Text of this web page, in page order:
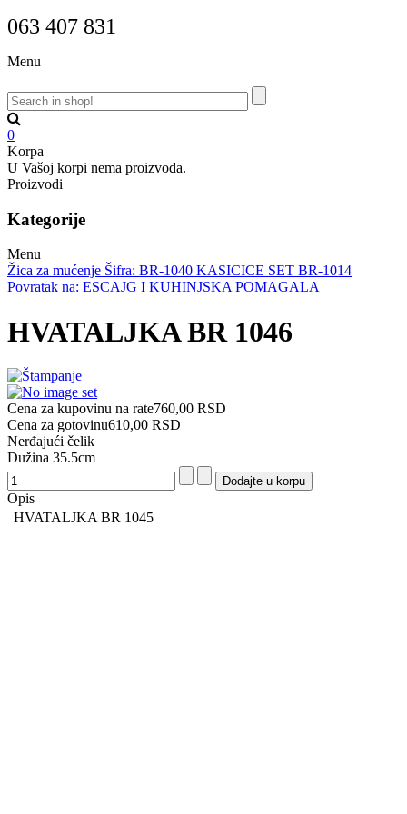
063 407 831
Menu
0
Korpa
U Vašoj korpi nema proizvoda.
Proizvodi
Kategorije
Menu
Žica za mućenje Šifra: BR-1040 KASICICE SET BR-1014
Povratak na: ESCAJG I KUHINJSKA POMAGALA
HVATALJKA BR 1046
Cena za kupovinu na rate760,00 RSD
Cena za gotovinu610,00 RSD
Nerđajući čelik
Dužina 35.5cm
Opis
HVATALJKA BR 1045